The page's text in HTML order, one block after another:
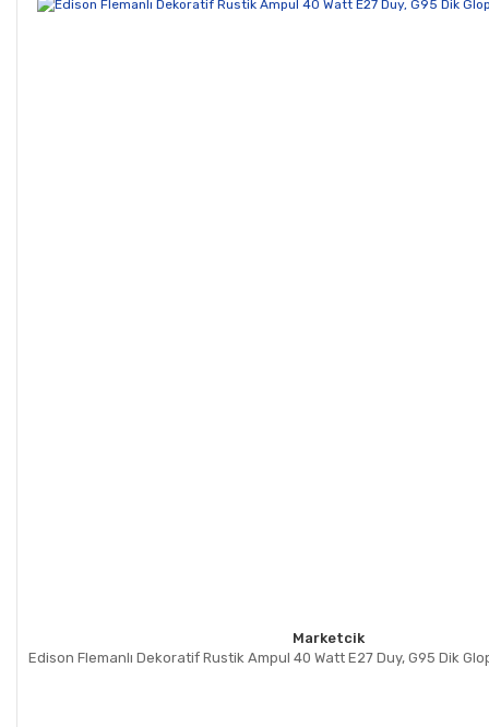
Ürün resmi kalitesiz, bozuk veya görüntülenemiyor.
Marketcik
Edison Flemanlı Dekoratif Rustik Ampul 40 Watt E27 Duy, G95 Dik